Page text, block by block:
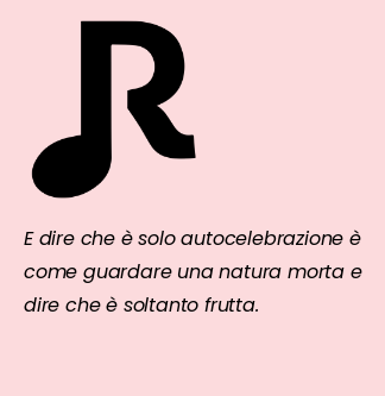
E dire che è solo autocelebrazione è
come guardare una natura morta e
dire che è soltanto frutta.